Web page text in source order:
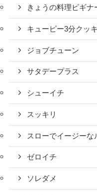
きょうの料理ビギナ
キューピー3分クッ
ジョブチューン
サタデープラス
シューイチ
スッキリ
スローでイージーな
ゼロイチ
ソレダメ